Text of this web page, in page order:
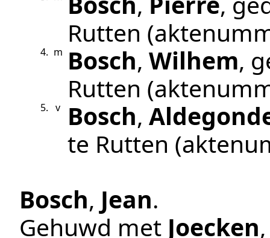
Rutten
4. m Bosch, Wilhem,
Rutten
5. v Bosch,
te Rutten
Bosch, Jean.
Gehuwd met Joecken